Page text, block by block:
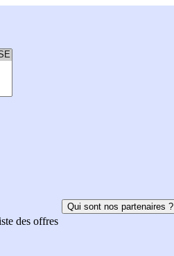
des offres
Qui sont nos partenaires ?